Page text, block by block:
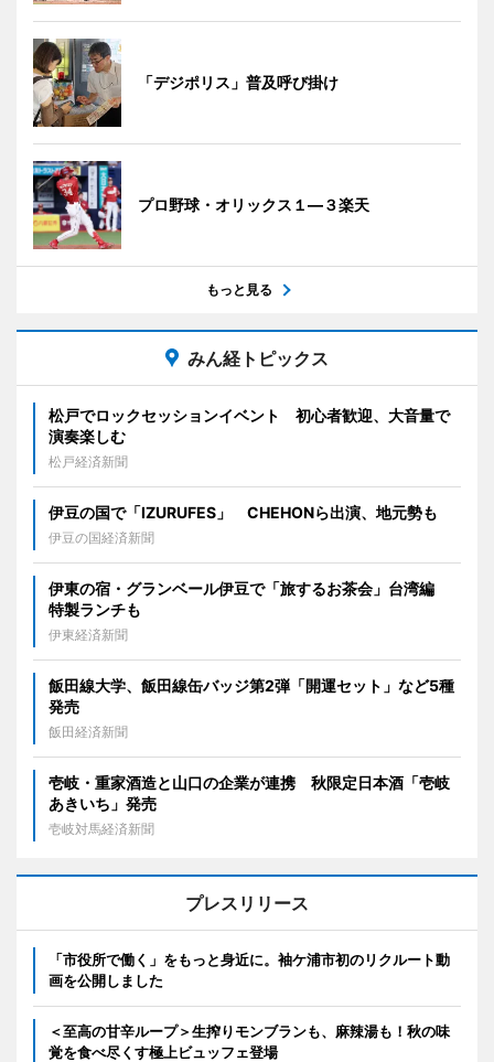
「デジポリス」普及呼び掛け
プロ野球・オリックス１―３楽天
もっと見る
みん経トピックス
松戸でロックセッションイベント 初心者歓迎、大音量で
演奏楽しむ
松戸経済新聞
伊豆の国で「IZURUFES」 CHEHONら出演、地元勢も
伊豆の国経済新聞
伊東の宿・グランベール伊豆で「旅するお茶会」台湾編
特製ランチも
伊東経済新聞
飯田線大学、飯田線缶バッジ第2弾「開運セット」など5種
発売
飯田経済新聞
壱岐・重家酒造と山口の企業が連携 秋限定日本酒「壱岐
あきいち」発売
壱岐対馬経済新聞
プレスリリース
「市役所で働く」をもっと身近に。袖ケ浦市初のリクルート動
画を公開しました
＜至高の甘辛ループ＞生搾りモンブランも、麻辣湯も！秋の味
覚を食べ尽くす極上ビュッフェ登場